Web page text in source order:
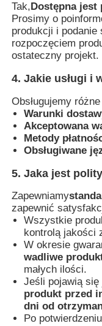
Tak, Dostępna jest
Prosimy o
produkcji i podanie
rozpoczęciem
ostateczny projekt.
4. Jakie usługi i
Obsługujemy
Warunki
Akceptowana
Metody
Obsługiwane
5. Jaka jest
Zapewniamy
zapewnić
Wszystkie
kontrolą jakości
W okresie
wadliwe
małych ilości.
Jeśli pojawią
produkt przed
dni od
Po